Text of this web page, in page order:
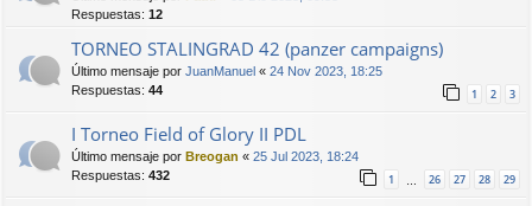
Respuestas: 12
TORNEO STALINGRAD 42 (panzer campaigns)
Último mensaje por JuanManuel « 24 Nov 2023, 18:25
Respuestas: 44 1 2 3
I Torneo Field of Glory II PDL
Último mensaje por Breogan « 25 Jul 2023, 18:24
Respuestas: 432 1 … 26 27 28 29